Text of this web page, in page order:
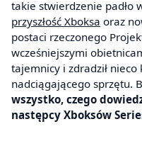
takie stwierdzenie padło
przyszłość Xboksa oraz
postaci rzeczonego
wcześniejszymi
tajemnicy i zdradził
nadciągającego sprzętu.
wszystko, czego
następcy Xboksów